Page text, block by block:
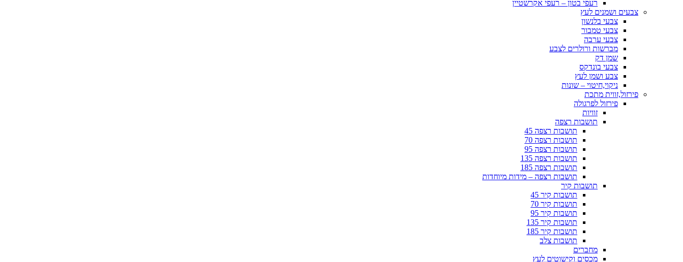
רעפי בטון – רעפי אקרשטיין
צבעים ושמנים לעץ
צבעי בלנשון
צבעי טמבור
צבעי ערבה
מברשות ורולרים לצבע
שמן דק
צבעי בונדקס
צבע ושמן לעץ
ניקוי,חיטוי – שונות
פירזול,זווית מתכת
פירזול לפרגולה
זוויות
תושבות רצפה
תושבות רצפה 45
תושבות רצפה 70
תושבות רצפה 95
תושבות רצפה 135
תושבות רצפה 185
תושבות רצפה – מידות מיוחדות
תושבות קיר
תושבות קיר 45
תושבות קיר 70
תושבות קיר 95
תושבות קיר 135
תושבות קיר 185
תושבות צלב
מחברים
מכסים וקישוטים לעץ